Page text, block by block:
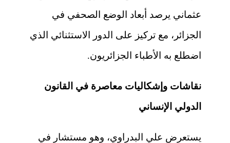
عثماني يرصد أبعاد الوضع الصحفي في
الجزائر، مع تركيز على الدور الاستثنائي الذي
اضطلع به الأطباء الجزائريون.
نقاشات وإشكاليات معاصرة في القانون
الدولي الإنساني
يستعرض علي البدراوي، وهو مستشار في